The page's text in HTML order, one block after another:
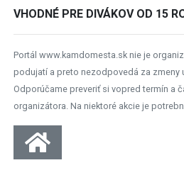
VHODNÉ PRE DIVÁKOV OD 15
Portál www.kamdomesta.sk nie je
podujatí a preto nezodpovedá za zmeny
Odporúčame preveriť si vopred termín a
organizátora. Na niektoré akcie je